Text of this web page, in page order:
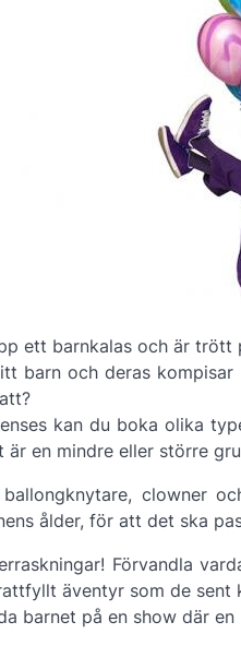
ett barnkalas och är
barn och deras
kan du boka olika
en mindre eller större
clowner
ålder, för att det ska
Förvandla
äventyr som de sent
barnet på en show där